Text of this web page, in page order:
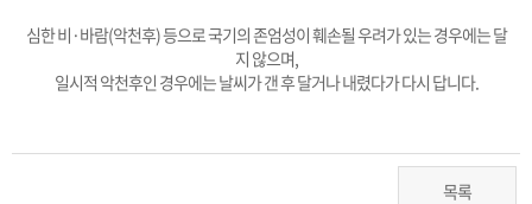
심한 비·바람(악천후) 등으로 국기의 존엄성이 훼손될 우려가 있는 경우에는 달
지 않으며,
일시적 악천후인 경우에는 날씨가 갠 후 달거나 내렸다가 다시 답니다.
목록